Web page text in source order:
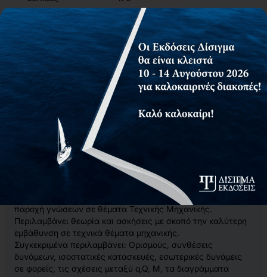
ISBN 978-960-9495-50-9
Βάρος 0.31kg
Περιγραφή Περιεχόμενα
Αίτημα για δωρεάν αντίτυπο
Το παρόν σύγγραμμα απευθύνεται στους φοιτητές των
Ανωτάτων και Πανεπιστημιακών Ιδρυμάτων, με σκοπό την
παροχή γνώσεων σε θέματα Τεχνικής Μηχανικής.
Περιλαμβάνει θεωρία και ασκήσεις με σκοπό την καλύτερη
εμβάθυνση σε τεχνικά θέματα μηχανικής.
Συγκεκριμένα περιλαμβάνει: Ορισμούς, συνθέσεις
δυνάμεων, ισοστατικές κατασκευές, εσωτερικές δυνάμεις
σε φορείς, τις σχέσεις μεταξύ q,Q, Μ, τα διαγράμματα